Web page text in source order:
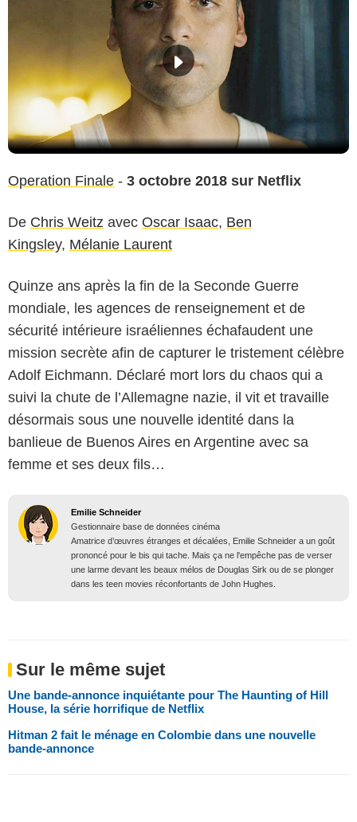
Operation Finale - 3 octobre 2018 sur Netflix
De Chris Weitz avec Oscar Isaac, Ben
Kingsley, Mélanie Laurent
Quinze ans après la fin de la Seconde Guerre
mondiale, les agences de renseignement et de
sécurité intérieure israéliennes échafaudent une
mission secrète afin de capturer le tristement célèbre
Adolf Eichmann. Déclaré mort lors du chaos qui a
suivi la chute de l’Allemagne nazie, il vit et travaille
désormais sous une nouvelle identité dans la
banlieue de Buenos Aires en Argentine avec sa
femme et ses deux fils…
Emilie Schneider
Gestionnaire base de données cinéma
Amatrice d’œuvres étranges et décalées, Emilie Schneider a un goût
prononcé pour le bis qui tache. Mais ça ne l'empêche pas de verser
une larme devant les beaux mélos de Douglas Sirk ou de se plonger
dans les teen movies réconfortants de John Hughes.
Sur le même sujet
Une bande-annonce inquiétante pour The Haunting of Hill
House, la série horrifique de Netflix
Hitman 2 fait le ménage en Colombie dans une nouvelle
bande-annonce